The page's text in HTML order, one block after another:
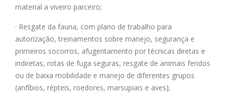
material a viveiro parceiro;
· Resgate da fauna, com plano de trabalho para
autorização, treinamentos sobre manejo, segurança e
primeiros socorros, afugentamento por técnicas diretas e
indiretas, rotas de fuga seguras, resgate de animais feridos
ou de baixa mobilidade e manejo de diferentes grupos
(anfíbios, répteis, roedores, marsupiais e aves);